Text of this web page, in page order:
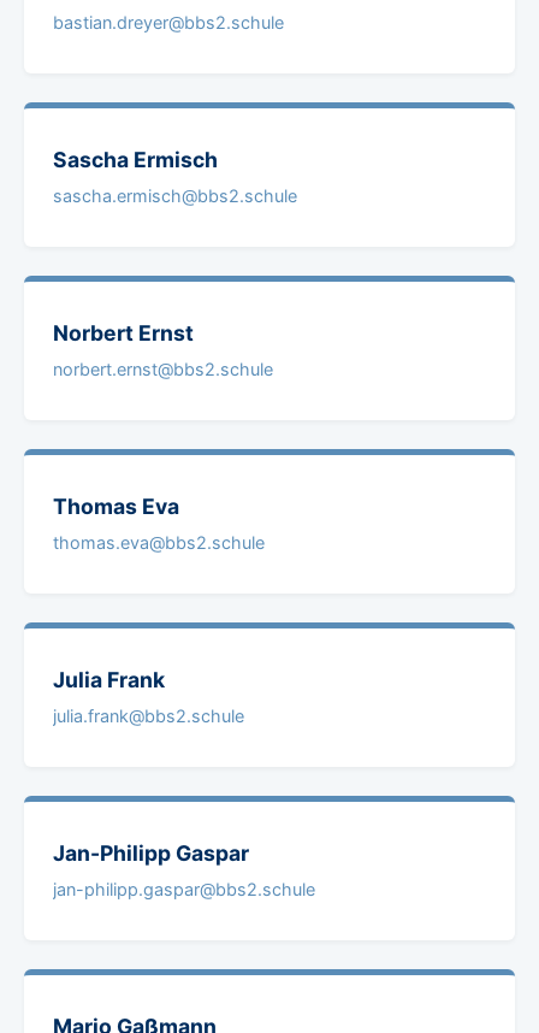
bastian.dreyer@bbs2.schule
Sascha Ermisch
sascha.ermisch@bbs2.schule
Norbert Ernst
norbert.ernst@bbs2.schule
Thomas Eva
thomas.eva@bbs2.schule
Julia Frank
julia.frank@bbs2.schule
Jan-Philipp Gaspar
jan-philipp.gaspar@bbs2.schule
Mario Gaßmann